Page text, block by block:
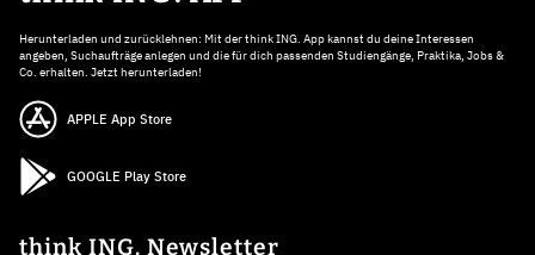
Herunterladen und zurücklehnen: Mit der think ING. App kannst du deine Interessen
angeben, Suchaufträge anlegen und die für dich passenden Studiengänge, Praktika, Jobs &
Co. erhalten. Jetzt herunterladen!
APPLE App Store
GOOGLE Play Store
think ING. Newsletter